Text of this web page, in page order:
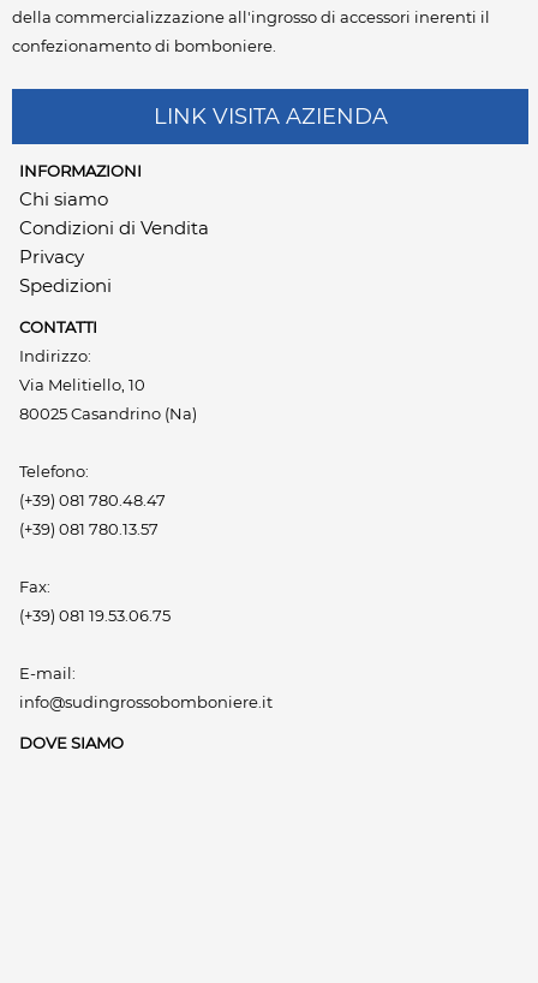
della commercializzazione all'ingrosso di accessori inerenti il
confezionamento di bomboniere.
LINK VISITA AZIENDA
INFORMAZIONI
Chi siamo
Condizioni di Vendita
Privacy
Spedizioni
CONTATTI
Indirizzo:
Via Melitiello, 10
80025 Casandrino (Na)
Telefono:
(+39) 081 780.48.47
(+39) 081 780.13.57
Fax:
(+39) 081 19.53.06.75
E-mail:
info@sudingrossobomboniere.it
DOVE SIAMO